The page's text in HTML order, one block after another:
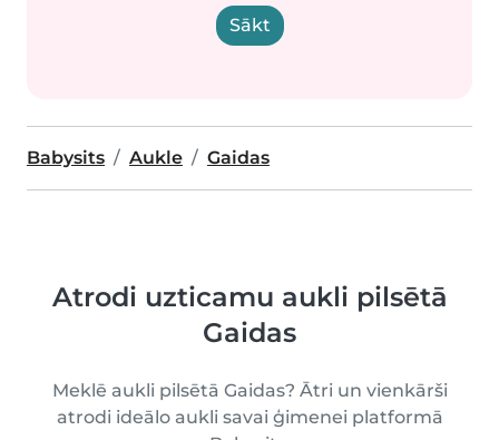
Sākt
Babysits Aukle Gaidas
Atrodi uzticamu aukli pilsētā
Gaidas
Meklē aukli pilsētā Gaidas? Ātri un vienkārši
atrodi ideālo aukli savai ģimenei platformā